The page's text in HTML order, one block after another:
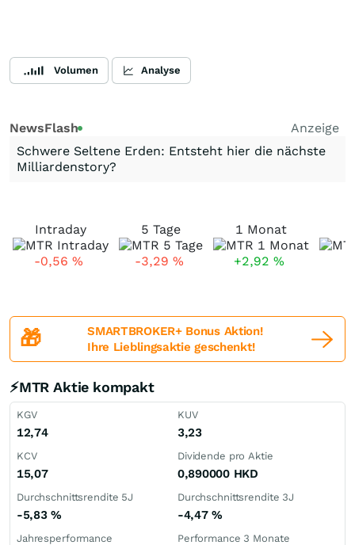
Volumen Analyse
NewsFlash
Anzeige
Schwere Seltene Erden: Entsteht hier die nächste
Milliardenstory?
Intraday
-0,56 %
5 Tage
-3,29 %
1 Monat
+2,92 %
🎁
SMARTBROKER+ Bonus Aktion!
Ihre Lieblingsaktie geschenkt!
⚡MTR Aktie kompakt
KGV
12,74
KUV
3,23
KCV
15,07
Dividende pro Aktie
0,890000 HKD
Durchschnittsrendite 5J
-5,83%
Durchschnittsrendite 3J
-4,47%
Jahresperformance Performance 3 Monate